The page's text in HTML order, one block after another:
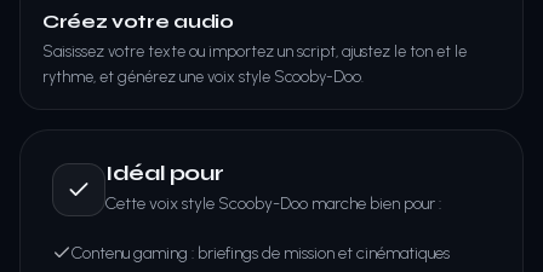
Créez votre audio
Saisissez votre texte ou importez un script, ajustez le ton et le
rythme, et générez une voix style Scooby-Doo.
Idéal pour
Cette voix style Scooby-Doo marche bien pour :
Contenu gaming : briefings de mission et cinématiques